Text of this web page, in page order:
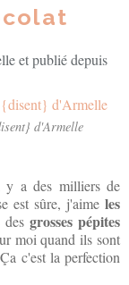
et publié depuis
d'Armelle
y a des milliers de
est sûre, j'aime les
grosses pépites
moi quand ils sont
c'est la perfection